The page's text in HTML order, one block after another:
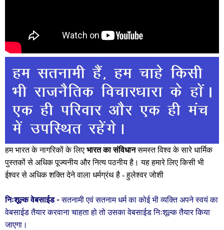
हम भारत के नागरिकों के लिए भारत का संविधान समस्त विश्व के सारे धार्मिक
पुस्तकों से अधिक पूज्यनीय और नित्य पठनीय है। यह हमारे लिए किसी भी
ईश्वर से अधिक शक्ति देने वाला धर्मग्रंथ है -हुलेश्वर जोशी
निःशूल्क वेबसाईड -सतनामी एवं सतनाम धर्म का कोई भी व्यक्ति अपने स्वयं का
वेबसाईड तैयार करवाना चाहता हो तो उसका वेबसाईड निःशूल्क तैयार किया
जाएगा।